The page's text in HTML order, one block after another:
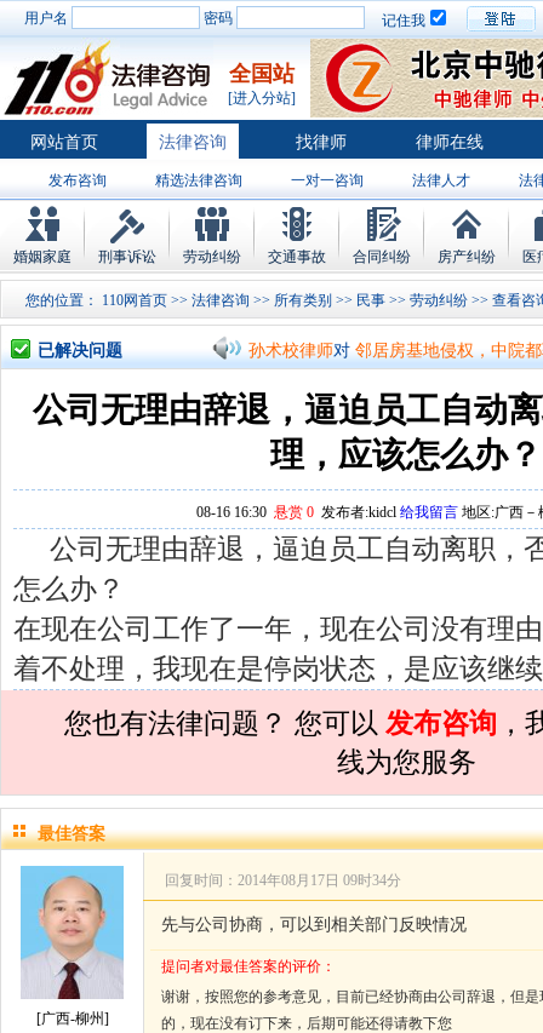
用户名 密码 记住我
全国站
[进入分站]
网站首页 法律咨询 找律师 律师在线
发布咨询 精选法律咨询 一对一咨询 法律人才 法
律师排行
婚姻家庭 刑事诉讼 劳动纠纷 交通事故 合同纠纷 房产纠纷 医
您的位置： 110网首页 >> 法律咨询 >> 所有类别 >> 民事 >> 劳动纠纷 >>
已解决问题
孙术校律师 对 将满19周岁，偷了一部
孙术校律师对 邻居房基地侵权，中院
孙术校律师对在保定上班两年了，一
孙术校律师 对你好，我2016年离的婚
孙术校律师对我是男方，离婚了，孩
夫妻共同财产假如妻子
孙术校律师对 民事诉讼法院指定的举
孙术校律师 对离婚法律怎么判？有一
将满19周岁，偷了一部
孙术校律师对在保定上班两年了，一
孙术校律师对你好，我2016年离的婚
孙术校律师对房产交易问题的回复获
孙术校律师
孙术校律师 对夫妻共同财产假如妻子
公司无理由辞退，逼迫员工自动
理，应该怎么办？
08-16 16:30 悬赏 0发布者:kidcl 给我留言地区:广西－
公司无理由辞退，逼迫员工自动离职，
怎么办？
在现在公司工作了一年，现在公司没有理
着不处理，我现在是停岗状态，是应该继
您也有法律问题？ 您可以 发布咨询 ，
线为您服务
最佳答案
[广西-柳州]
回复时间：2014年08月17日 09时34分
先与公司协商，可以到相关部门反映情况
提问者对最佳答案的评价：
谢谢，按照您的参考意见，目前已经协商由公司辞退，但
的，现在没有订下来，后期可能还得请教下您